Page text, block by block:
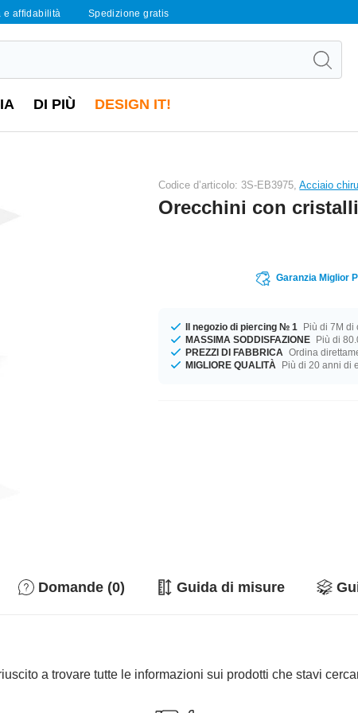
e affidabilità Spedizione gratis
DI PIÙ DESIGN IT!
Codice d’articolo: 3S-EB3975,Acciaio
Orecchini con
Garanzia Miglior
Il negozio di piercing № 1
Più di 7M di
MASSIMA SODDISFAZIONE Più di
PREZZI DI FABBRICA Ordina
MIGLIORE QUALITÀ
Più di 20 anni di
Domande (0) Guida di misure
a trovare tutte le informazioni sui prodotti che stavi